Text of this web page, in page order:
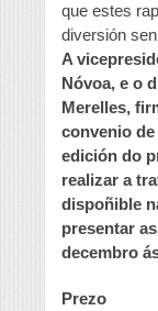
que estes
diversión
A
Nóvoa, e o
Merelles,
convenio
edición do
realizar a
dispoñible
presentar
decembro
Prezo